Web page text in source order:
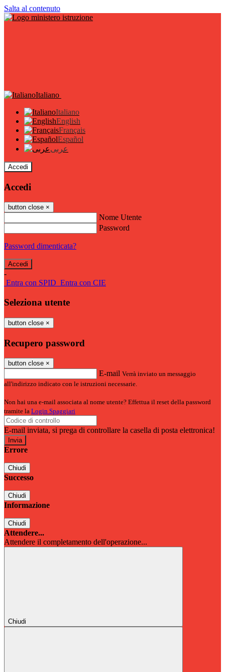
Salta al contenuto
Italiano
Italiano
English
Français
Español
عربى
Accedi
Accedi
button close ×
Nome Utente
Password
Password dimenticata?
-
Entra con SPID Entra con CIE
Seleziona utente
button close ×
Recupero password
button close ×
E-mail Verrà inviato un messaggio
all'indirizzo indicato con le istruzioni necessarie.
Non hai una e-mail associata al nome utente? Effettua il reset della password
tramite la Login Spaggiari
E-mail inviata, si prega di controllare la casella di posta elettronica!
Errore
Chiudi
Successo
Chiudi
Informazione
Chiudi
Attendere...
Attendere il completamento dell'operazione...
Chiudi